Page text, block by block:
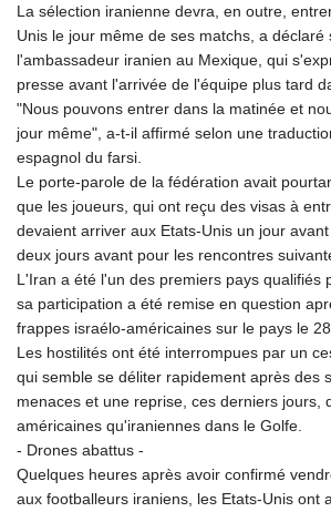
La sélection iranienne devra, en outre,
Unis le jour même de ses matchs, a déclaré
l'ambassadeur iranien au Mexique, qui
presse avant l'arrivée de l'équipe plus tard
"Nous pouvons entrer dans la matinée et
jour même", a-t-il affirmé selon une
espagnol du farsi.
Le porte-parole de la fédération avait
que les joueurs, qui ont reçu des visas à
devaient arriver aux Etats-Unis un jour
deux jours avant pour les rencontres
L'Iran a été l'un des premiers pays qualifiés
sa participation a été remise en question
frappes israélo-américaines sur le pays le
Les hostilités ont été interrompues par un
qui semble se déliter rapidement après des
menaces et une reprise, ces derniers jours,
américaines qu'iraniennes dans le Golfe.
- Drones abattus -
Quelques heures après avoir confirmé
aux footballeurs iraniens, les Etats-Unis ont